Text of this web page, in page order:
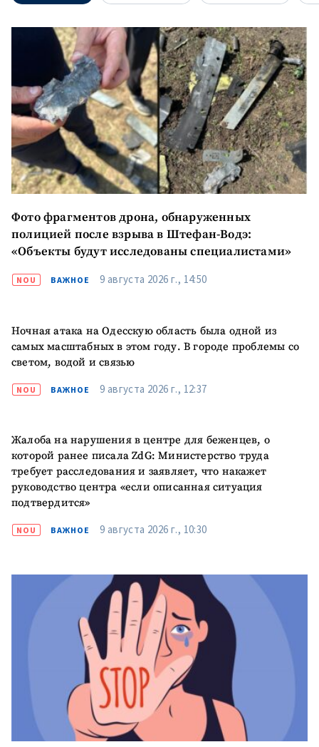
Фото фрагментов дрона, обнаруженных
полицией после взрыва в Штефан-Водэ:
«Объекты будут исследованы специалистами»
NOU ВАЖНОЕ 9 августа 2026 г., 14:50
Ночная атака на Одесскую область была одной из
самых масштабных в этом году. В городе проблемы со
светом, водой и связью
NOU ВАЖНОЕ 9 августа 2026 г., 12:37
Жалоба на нарушения в центре для беженцев, о
которой ранее писала ZdG: Министерство труда
требует расследования и заявляет, что накажет
руководство центра «если описанная ситуация
подтвердится»
NOU ВАЖНОЕ 9 августа 2026 г., 10:30
Заголовок новости
+ Добавить
заголовок
Фотография
+ Загрузить
изображение
Ссылка на медиа
+ Добавить ссылку на
медиа
Текст новости
+ Добавить текст
новости